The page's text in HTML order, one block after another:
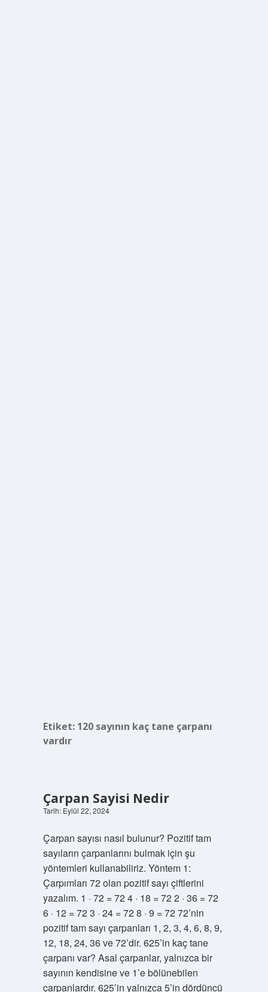
Etiket: 120 sayının kaç tane çarpanı
vardır
Çarpan Sayisi Nedir
Tarih: Eylül 22, 2024
Çarpan sayısı nasıl bulunur? Pozitif tam
sayıların çarpanlarını bulmak için şu
yöntemleri kullanabiliriz. Yöntem 1:
Çarpımları 72 olan pozitif sayı çiftlerini
yazalım. 1 · 72 = 72 4 · 18 = 72 2 · 36 = 72
6 · 12 = 72 3 · 24 = 72 8 · 9 = 72 72’nin
pozitif tam sayı çarpanları 1, 2, 3, 4, 6, 8, 9,
12, 18, 24, 36 ve 72’dir. 625’in kaç tane
çarpanı var? Asal çarpanlar, yalnızca bir
sayının kendisine ve 1’e bölünebilen
çarpanlardır. 625’in yalnızca 5’in dördüncü